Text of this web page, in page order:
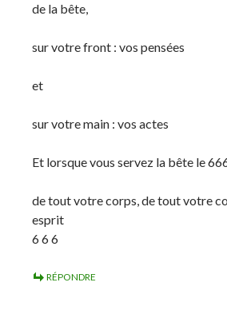
de la bête,
sur votre front : vos pensées
et
sur votre main : vos actes
Et lorsque vous servez la bête le
de tout votre corps, de tout votre
esprit
6 6 6
RÉPONDRE